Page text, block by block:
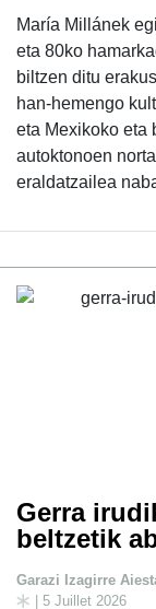
María Millánek
eta 80ko
biltzen ditu
han-hemengo
eta Mexikoko eta
autoktonoen
eraldatzailea
Gerra
beltzetik
Garazi Izagirre
| 5 Juillet 2026